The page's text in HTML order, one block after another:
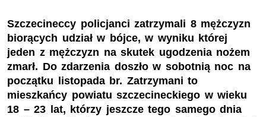
Szczecineccy policjanci zatrzymali 8 mężczyzn
biorących udział w bójce, w wyniku której
jeden z mężczyzn na skutek ugodzenia nożem
zmarł. Do zdarzenia doszło w sobotnią noc na
początku listopada br. Zatrzymani to
mieszkańcy powiatu szczecineckiego w wieku
18 – 23 lat, którzy jeszcze tego samego dnia